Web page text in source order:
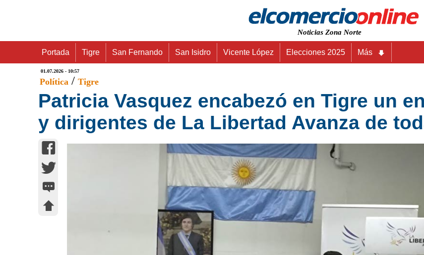
Noticias Zona Norte
Portada Tigre San Fernando San Isidro Vicente López Elecciones 2025 Más
01.07.2026 - 10:57
Política / Tigre
Patricia Vasquez encabezó en Tigre un
y dirigentes de La Libertad Avanza de